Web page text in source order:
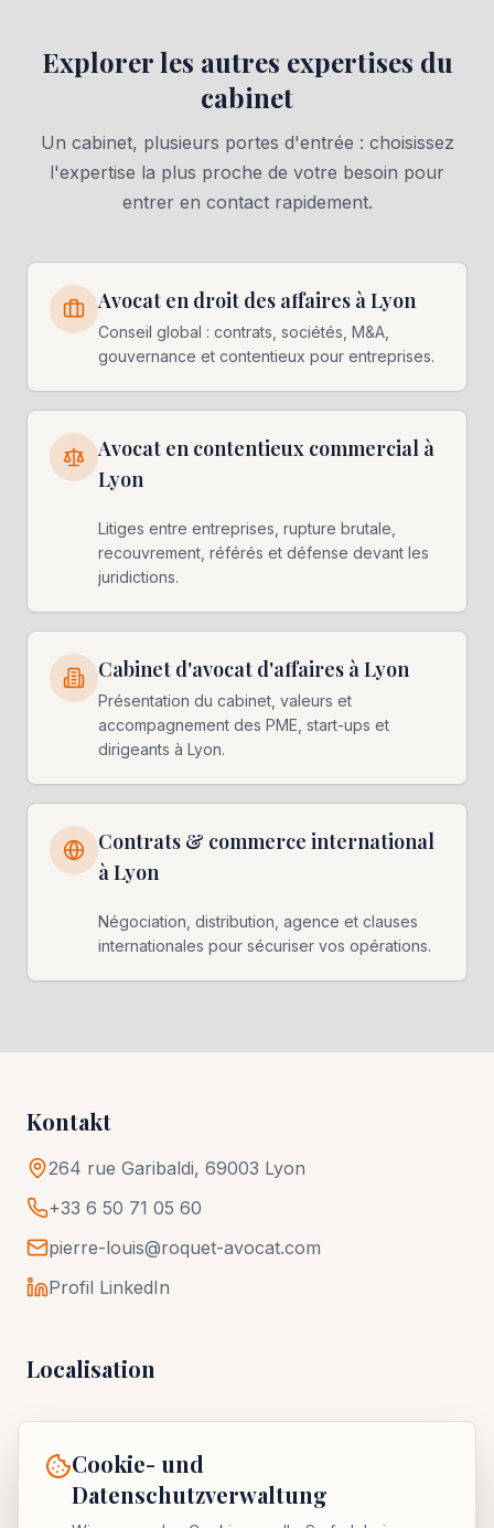
Cookie- und
Datenschutzverwaltung
Explorer les autres expertises du
cabinet
Un cabinet, plusieurs portes d'entrée : choisissez
l'expertise la plus proche de votre besoin pour
entrer en contact rapidement.
Avocat en droit des affaires à Lyon
Conseil global : contrats, sociétés, M&A,
gouvernance et contentieux pour entreprises.
Avocat en contentieux commercial à
Lyon
Litiges entre entreprises, rupture brutale,
recouvrement, référés et défense devant les
juridictions.
Cabinet d'avocat d'affaires à Lyon
Présentation du cabinet, valeurs et
accompagnement des PME, start-ups et
dirigeants à Lyon.
Contrats & commerce international
à Lyon
Négociation, distribution, agence et clauses
internationales pour sécuriser vos opérations.
Kontakt
264 rue Garibaldi, 69003 Lyon
+33 6 50 71 05 60
pierre-louis@roquet-avocat.com
Profil LinkedIn
Localisation